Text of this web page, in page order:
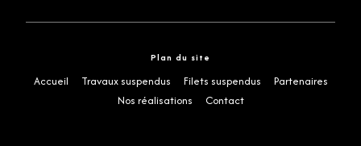
Plan du site
Accueil Travaux suspendus Filets suspendus
Partenaires
Nos réalisations
Contact